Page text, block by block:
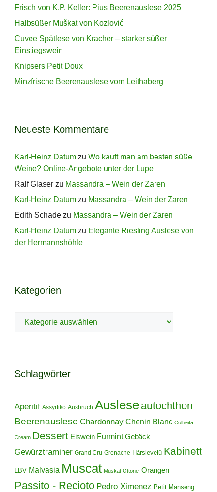
Frisch von K.P. Keller: Pius Beerenauslese 2025
Halbsüßer Muškat von Kozlović
Cuvée Spätlese von Kracher – starker süßer
Einstiegswein
Knipsers Petit Doux
Minzfrische Beerenauslese vom Leithaberg
Neueste Kommentare
Karl-Heinz Datum zu Wo kauft man am besten süße
Weine? Online-Angebote unter der Lupe
Ralf Glaser zu Massandra – Wein der Zaren
Karl-Heinz Datum zu Massandra – Wein der Zaren
Edith Schade zu Massandra – Wein der Zaren
Karl-Heinz Datum zu Elegante Riesling Auslese von
der Hermannshöhle
Kategorien
Kategorien
Schlagwörter
Aperitif Assyrtiko Ausbruch Auslese autochthon
Beerenauslese Chardonnay Chenin Blanc Colheita
Cream Dessert Eiswein Furmint Gebäck
Gewürztraminer Grand Cru Grenache Hárslevelû Kabinett
LBV Malvasia Muscat Muskat Ottonel Orangen
Passito - Recioto Pedro Ximenez Petit Manseng